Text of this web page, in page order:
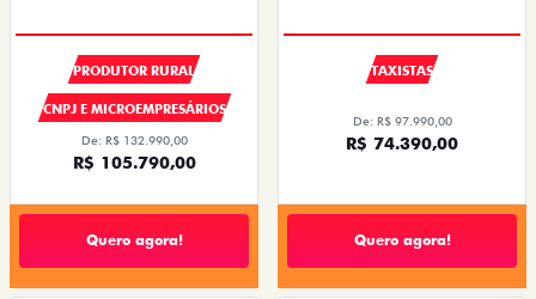
PRODUTOR RURAL
CNPJ E MICROEMPRESÁRIOS
De: R$ 132.990,00
R$ 105.790,00
Quero agora!
TAXISTAS
De: R$ 97.990,00
R$ 74.390,00
Quero agora!